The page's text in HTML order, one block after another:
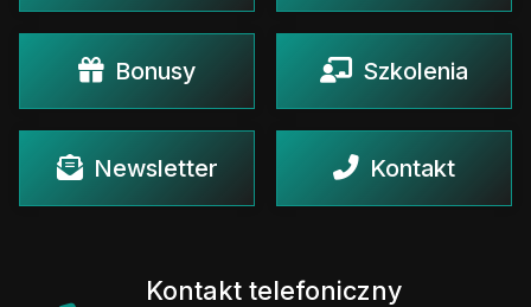
Bonusy Szkolenia
Newsletter Kontakt
Kontakt telefoniczny